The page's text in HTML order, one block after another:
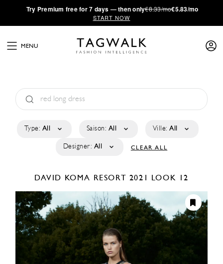
·Try Premium free for 7 days — then only€8.33/mo€5.83/mo
START NOW
MENU
Type: All Saison: All Ville: All
Designer: All CLEAR ALL
DAVID KOMA RESORT 2021 LOOK 12